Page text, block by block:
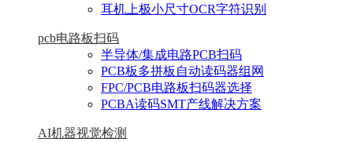
耳机上极小尺寸OCR字符识别
pcb电路板扫码
半导体/集成电路PCB扫码
PCB板多拼板自动读码器组网
FPC/PCB电路板扫码器选择
PCBA读码SMT产线解决方案
AI机器视觉检测